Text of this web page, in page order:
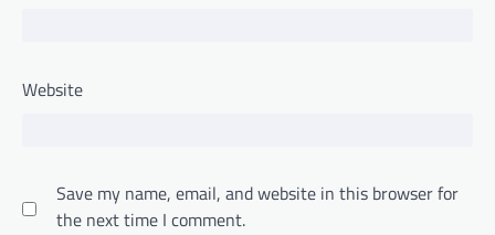
Website
Save my name, email, and website in this browser for
the next time I comment.